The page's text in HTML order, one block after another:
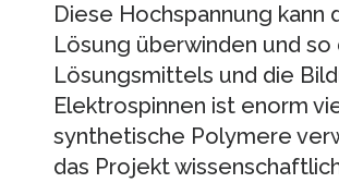
Diese Hochspannung
Lösung überwinden und
Lösungsmittels und die
Elektrospinnen ist enorm
synthetische Polymere
das Projekt